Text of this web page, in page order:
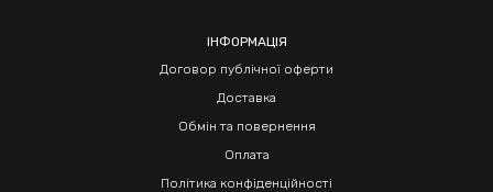
ІНФОРМАЦІЯ
Договор публічної оферти
Доставка
Обмін та повернення
Оплата
Політика конфіденційності